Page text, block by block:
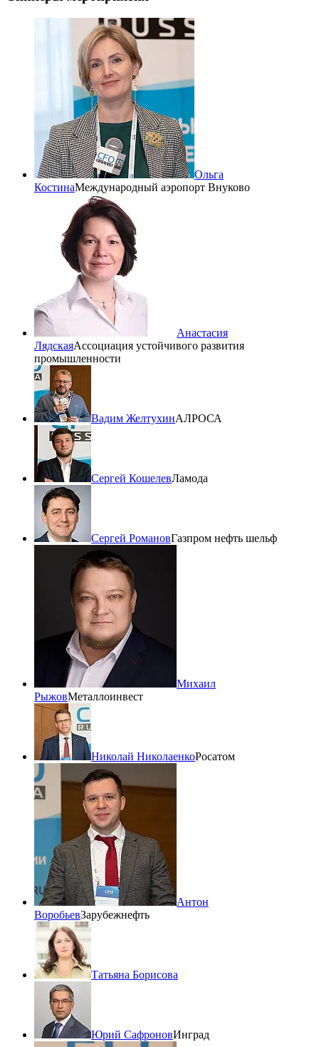
Ольга
КостинаМеждународный аэропорт Внуково
Анастасия
ЛядскаяАссоциация устойчивого развития
промышленности
Вадим ЖелтухинАЛРОСА
Сергей КошелевЛамода
Сергей РомановГазпром нефть шельф
Михаил
РыжовМеталлоинвест
Николай НиколаенкоРосатом
Антон
ВоробьевЗарубежнефть
Татьяна Борисова
Юрий СафроновИнград